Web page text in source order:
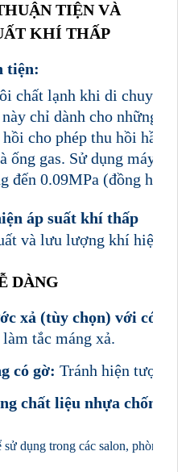
TIỆN VÀ
KHÍ THẤP
tiện:
chất lạnh khi di chuyển
chỉ dành cho những
cho phép thu hồi hầu
ống gas. Sử dụng máy
đến 0.09MPa (đồng hồ áp
áp suất khí thấp
và lưu lượng khí hiệu
DÀNG
xả (tùy chọn) với có
tắc máng xả.
có gờ: Tránh hiện tượng
chất liệu nhựa chống
dụng trong các salon, phòng